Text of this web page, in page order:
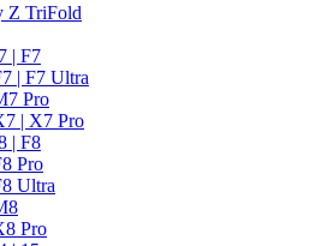
Z TriFold
| F7
| F7 Ultra
Pro
| X7 Pro
| F8
Pro
Ultra
Pro